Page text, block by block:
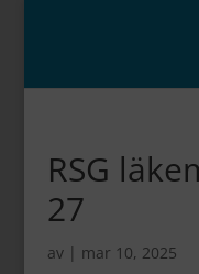
RSG
27
av | mar 10, 2025